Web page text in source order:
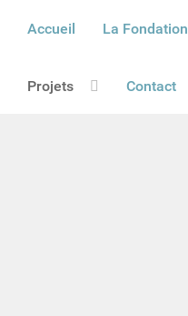
Accueil La Fondation
Projets Contact